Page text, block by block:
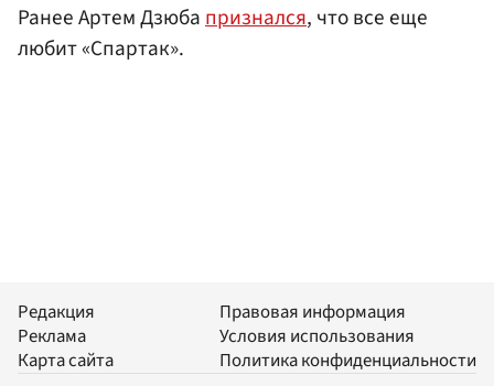
Ранее Артем Дзюбапризнался, что все еще
любит «Спартак».
Редакция
Реклама
Карта сайта
Правовая информация
Условия использования
Политика конфиденциальности